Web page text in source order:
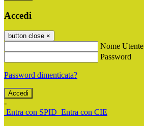
Accedi
button close ×
Nome Utente
Password
Password dimenticata?
-
Entra con SPID Entra con CIE